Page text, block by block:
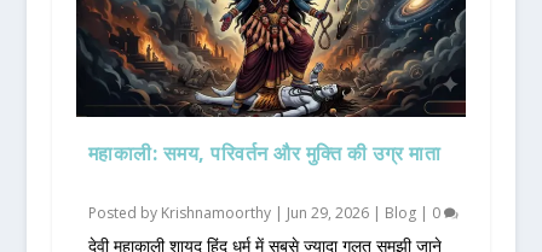
महाकाली: समय, परिवर्तन और मुक्ति की उग्र माता
Posted by Krishnamoorthy| Jun 29, 2026| Blog| 0
देवी महाकाली शायद हिंदू धर्म में सबसे ज्यादा गलत समझी जाने